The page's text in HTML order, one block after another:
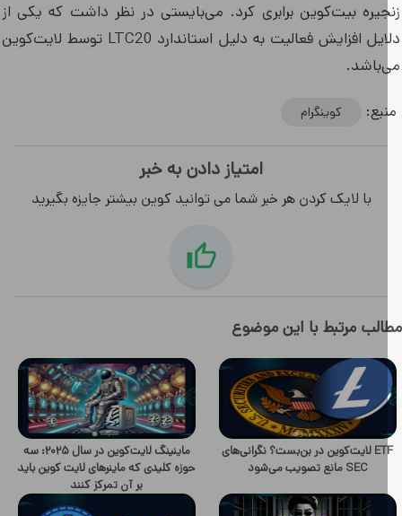
بیت‌کوین برابری کرد. می‌بایستی در نظر داشت که یکی از
دلایل افزایش فعالیت به دلیل استاندارد LTC20 توسط لایت‌کوین
کوینگرام
امتیاز دادن به خبر
با لایک کردن هر خبر شما می توانید کوین بیشتر جایزه بگیرید
مرتبط با این موضوع
ETF لایت‌کوین در بن‌بست؟ نگرانی‌های
SEC مانع تصویب می‌شود
ماینینگ لایت‌کوین در سال ۲۰۲۵: سه
حوزه کلیدی که ماینرهای لایت کوین باید
بر آن تمرکز کنند